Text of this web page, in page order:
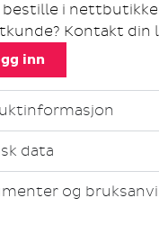
bestille i
Kontakt din
inn
data
og